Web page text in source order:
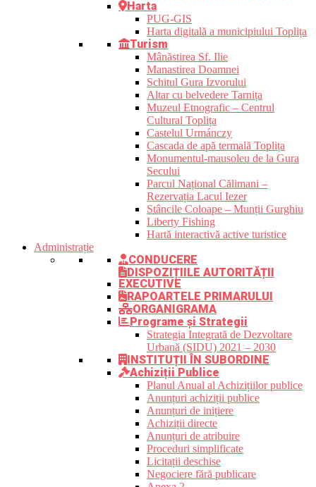
Harta
PUG-GIS
Harta digitală a municipiului Toplița
Turism
Mânăstirea Sf. Ilie
Manastirea Doamnei
Schitul Gura Izvorului
Altar cu belvedere Tarnița
Muzeul Etnografic – Centrul
Cultural Toplița
Castelul Urmánczy
Cascada de apă termală Toplița
Monumentul-mausoleu de la Gura
Secului
Parcul Național Călimani –
Rezervația Lacul Iezer
Stâncile Coloape – Munții Gurghiu
Liberty Fishing
Hartă interactivă active turistice
Administrație
CONDUCERE
DISPOZIȚIILE AUTORITĂȚII
EXECUTIVE
RAPOARTELE PRIMARULUI
ORGANIGRAMA
Programe și Strategii
Strategia Integrată de Dezvoltare
Urbană (SIDU) 2021 – 2030
INSTITUȚII ÎN SUBORDINE
Achiziții Publice
Planul Anual al Achizițiilor publice
Anunțuri achiziții publice
Anunțuri de inițiere
Achiziții directe
Anunțuri de atribuire
Proceduri simplificate
Licitații deschise
Negociere fără publicare